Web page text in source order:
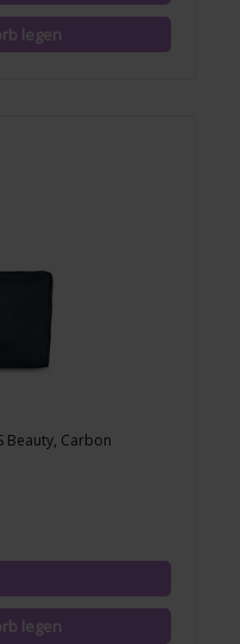
Beauty, Carbon